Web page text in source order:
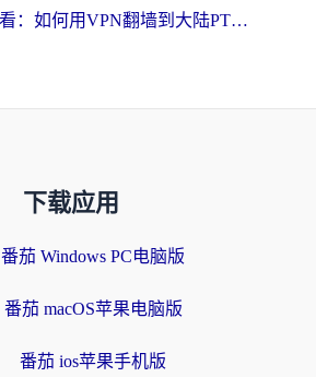
海外党必看：如何用VPN翻墙到大陆PTT？一篇解决你所有回国加速痛点
下载应用
番茄 Windows PC电脑版
番茄 macOS苹果电脑版
番茄 ios苹果手机版